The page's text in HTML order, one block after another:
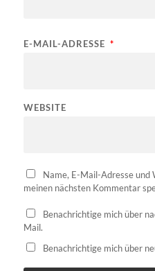
E-MAIL-ADRESSE *
WEBSITE
Name, E-Mail-Adresse und
meinen nächsten Kommentar
Benachrichtige mich über
Mail.
Benachrichtige mich über